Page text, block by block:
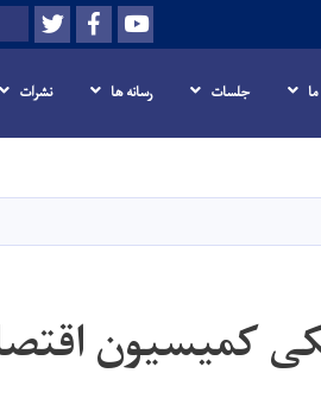
content
Youtube
Facebook
Twitter
Search
جلسات رسانه ها نشرات
کمیسیون